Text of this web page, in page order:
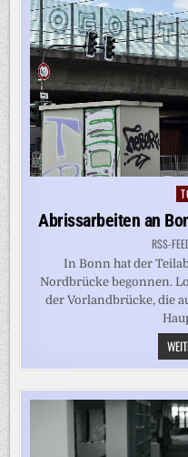
Abrissarbeiten an
RSS-
In Bonn hat der
Nordbrücke begonnen.
der Vorlandbrücke, die